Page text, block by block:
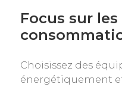
Focus sur
Choisissez des
énergétiquement